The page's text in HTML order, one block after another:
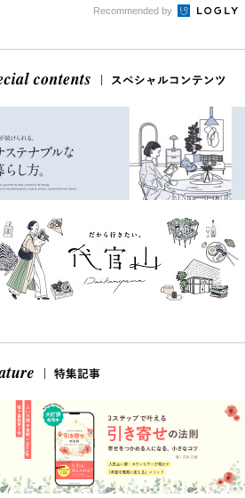
Recommended by